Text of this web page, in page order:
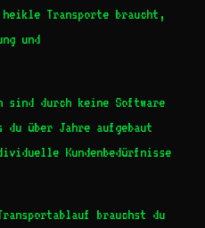
heikle Transporte braucht,
und
sind durch keine Software
über Jahre aufgebaut
Kundenbedürfnisse
brauchst du